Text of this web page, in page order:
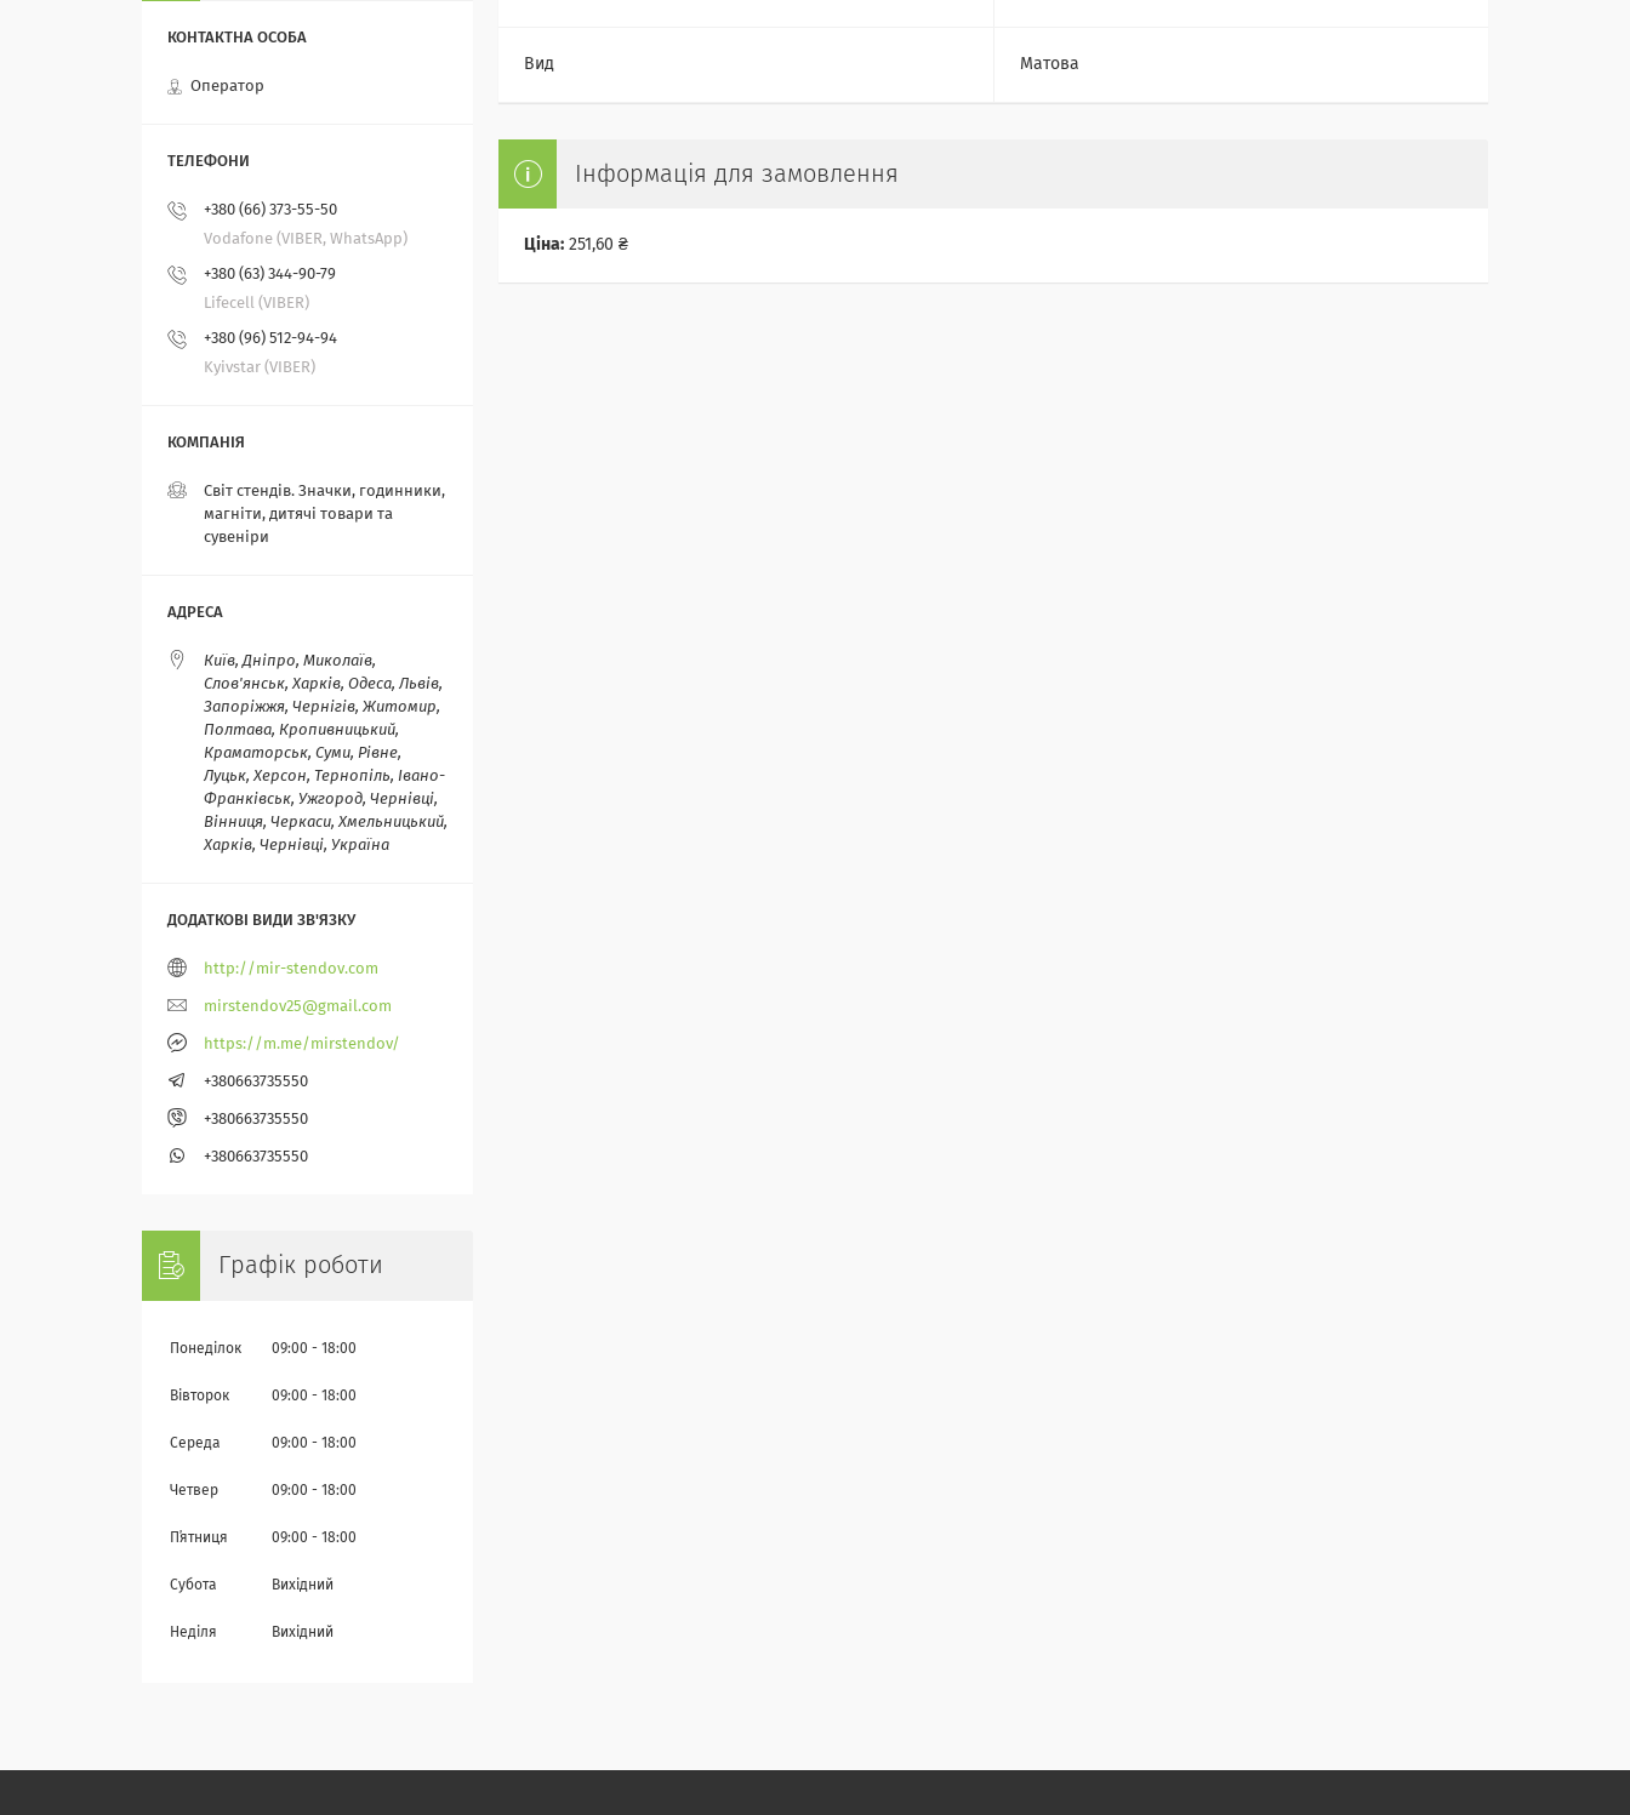
Вид Матова
Інформація для замовлення
Ціна: 251,60 ₴
Оператор
+380 (66) 373-55-50
Vodafone (VIBER, WhatsApp)
+380 (63) 344-90-79
Lifecell (VIBER)
+380 (96) 512-94-94
Kyivstar (VIBER)
Світ стендів. Значки, годинники,
магніти, дитячі товари та
сувеніри
Київ, Дніпро, Миколаїв,
Слов'янськ, Харків, Одеса, Львів,
Запоріжжя, Чернігів, Житомир,
Полтава, Кропивницький,
Краматорськ, Суми, Рівне,
Луцьк, Херсон, Тернопіль, Івано-
Франківськ, Ужгород, Чернівці,
Вінниця, Черкаси, Хмельницький,
Харків, Чернівці, Україна
http://mir-stendov.com
mirstendov25@gmail.com
https://m.me/mirstendov/
+380663735550
+380663735550
+380663735550
Графік роботи
Понеділок 09:00 18:00
Вівторок 09:00 18:00
Середа 09:00 18:00
Четвер 09:00 18:00
Пʼятниця 09:00 18:00
Субота Вихідний
Неділя Вихідний